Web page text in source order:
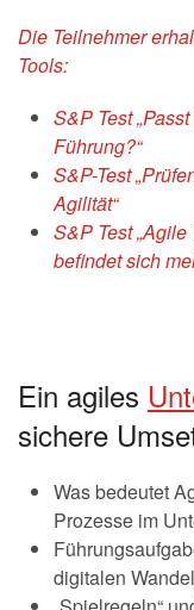
Die Teilnehmer
Tools:
S&P Test
Führung?“
S&P-Test
Agilität“
S&P Test
befindet sich
Ein agiles
sichere
Was bedeutet
Prozesse im
digitalen